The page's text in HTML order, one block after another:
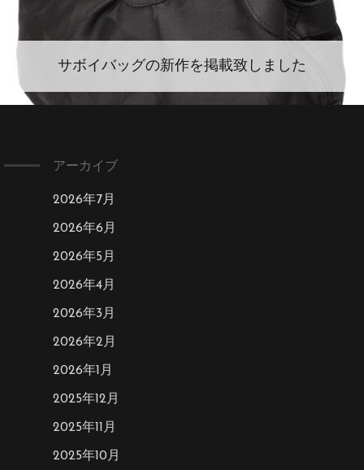
サボイバッグの新作を掲載致しました
アーカイブ
2026年7月
2026年6月
2026年5月
2026年4月
2026年3月
2026年2月
2026年1月
2025年12月
2025年11月
2025年10月